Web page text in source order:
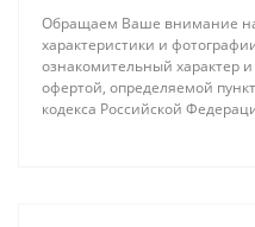
Обращаем Ваше внимание
характеристики и
ознакомительный характер
офертой, определяемой
кодекса Российской